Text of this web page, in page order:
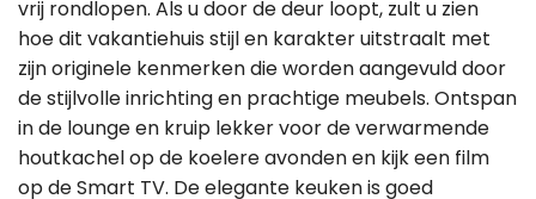
vrij rondlopen. Als u door de deur loopt, zult u zien
hoe dit vakantiehuis stijl en karakter uitstraalt met
zijn originele kenmerken die worden aangevuld door
de stijlvolle inrichting en prachtige meubels. Ontspan
in de lounge en kruip lekker voor de verwarmende
houtkachel op de koelere avonden en kijk een film
op de Smart TV. De elegante keuken is goed